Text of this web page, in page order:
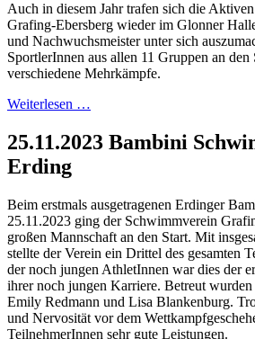
Auch in diesem Jahr trafen sich die
Grafing-Ebersberg wieder im Glonner
und Nachwuchsmeister unter sich
SportlerInnen aus allen 11 Gruppen an den
verschiedene Mehrkämpfe.
Weiterlesen …
25.11.2023 Bambini
Erding
Beim erstmals ausgetragenen Erdinger
25.11.2023 ging der Schwimmverein
großen Mannschaft an den Start. Mit
stellte der Verein ein Drittel des gesamten
der noch jungen AthletInnen war dies der
ihrer noch jungen Karriere. Betreut
Emily Redmann und Lisa Blankenburg.
und Nervosität vor dem
TeilnehmerInnen sehr gute Leistungen.